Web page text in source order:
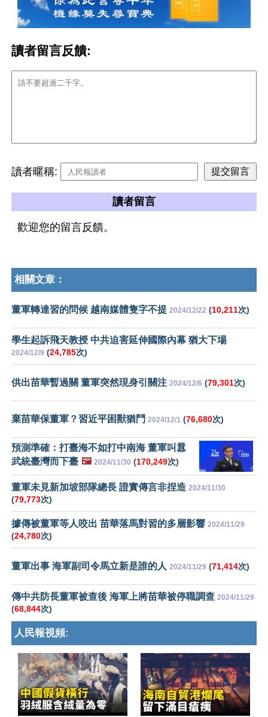
讀者留言反饋:
讀者暱稱:
讀者留言
歡迎您的留言反饋。
相關文章：
董軍轉達習的問候 越南媒體隻字不提 2024/12/22 (10,211次)
學生起訴飛天教授 中共迫害延伸國際內幕 猶大下場
2024/12/9 (24,785次)
供出苗華暫過關 董軍突然現身引關注 2024/12/6 (79,301次)
棄苗華保董軍？習近平困獸猶鬥 2024/12/1 (76,680次)
預測準確：打臺海不如打中南海 董軍叫囂
武統臺灣而下臺 🖼️ 2024/11/30 (170,249次)
董軍未見新加坡部隊總長 證實傳言非捏造 2024/11/30
(79,773次)
據傳被董軍等人咬出 苗華落馬對習的多層影響 2024/11/29
(24,780次)
董軍出事 海軍副司令馬立新是誰的人 2024/11/29 (71,414次)
傳中共防長董軍被查後 海軍上將苗華被停職調查 2024/11/29
(68,844次)
人民報視頻: